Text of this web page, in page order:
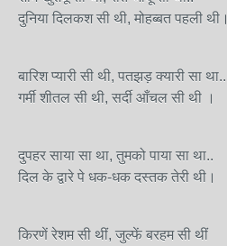
दुनिया दिलकश सी थी, मोहब्बत पहली थी।
बारिश प्यारी सी थी, पतझड़ क्यारी सा था..
गर्मी शीतल सी थी, सर्दी आँचल सी थी ।
दुपहर साया सा था, तुमको पाया सा था..
दिल के द्वारे पे धक-धक दस्तक तेरी थी।
किरणें रेशम सी थीं, जुल्फें बरहम सी थीं